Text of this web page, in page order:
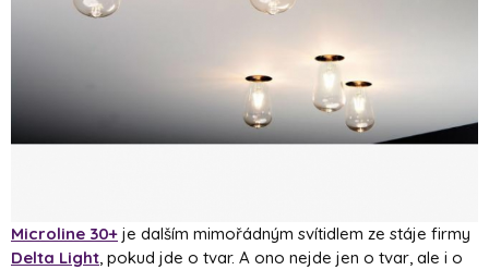
Microline 30+ je dalším mimořádným svítidlem ze stáje firmy
Delta Light, pokud jde o tvar. A ono nejde jen o tvar, ale i o